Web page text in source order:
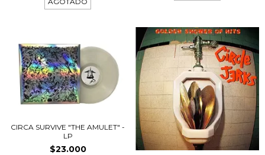
CIRCA SURVIVE "THE AMULET" -
LP
$23.000